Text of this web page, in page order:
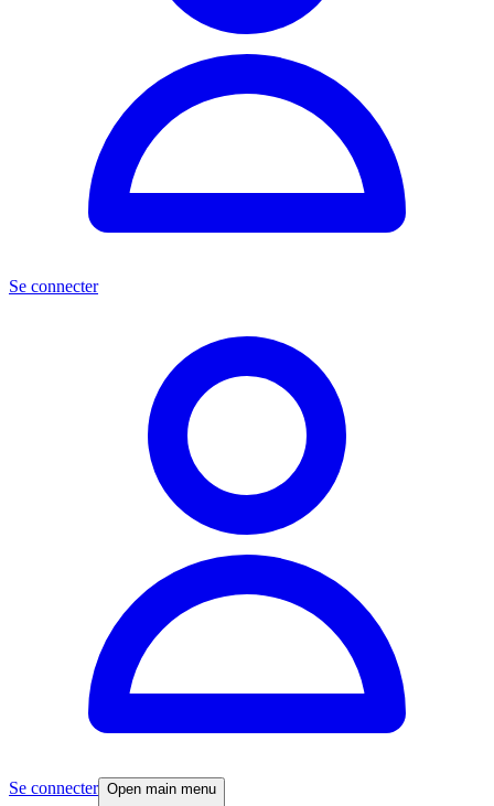
Se connecter
Se connecter Open main menu